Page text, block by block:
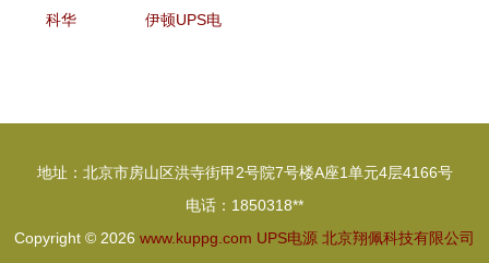
科华
伊顿UPS电
地址：北京市房山区洪寺街甲2号院7号楼A座1单元4层4166号
电话：1850318**
Copyright © 2026 www.kuppg.com UPS电源 北京翔佩科技有限公司